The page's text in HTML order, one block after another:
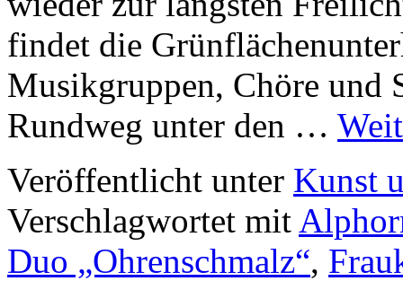
findet die
Musikgruppen, Chöre und
Rundweg unter den …
Veröffentlicht unter Kunst
Verschlagwortet mit
Duo „Ohrenschmalz“,